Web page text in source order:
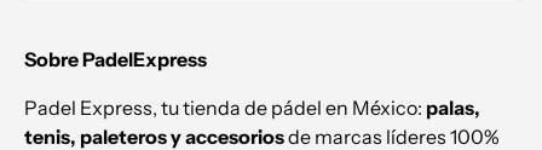
Sobre PadelExpress
Padel Express, tu tienda de pádel en México: palas,
tenis, paleteros y accesoriosde marcas líderes 100%